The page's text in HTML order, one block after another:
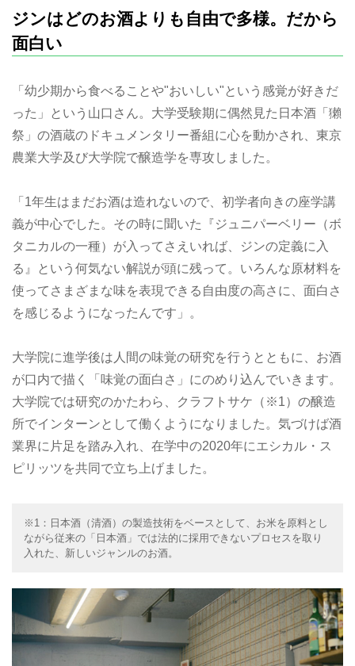
ジンはどのお酒よりも自由で多様。だから
面白い
「幼少期から食べることや"おいしい"という感覚が好きだ
った」という山口さん。大学受験期に偶然見た日本酒「獺
祭」の酒蔵のドキュメンタリー番組に心を動かされ、東京
農業大学及び大学院で醸造学を専攻しました。
「1年生はまだお酒は造れないので、初学者向きの座学講
義が中心でした。その時に聞いた『ジュニパーベリー（ボ
タニカルの一種）が入ってさえいれば、ジンの定義に入
る』という何気ない解説が頭に残って。いろんな原材料を
使ってさまざまな味を表現できる自由度の高さに、面白さ
を感じるようになったんです」。
大学院に進学後は人間の味覚の研究を行うとともに、お酒
が口内で描く「味覚の面白さ」にのめり込んでいきます。
大学院では研究のかたわら、クラフトサケ（※1）の醸造
所でインターンとして働くようになりました。気づけば酒
業界に片足を踏み入れ、在学中の2020年にエシカル・ス
ピリッツを共同で立ち上げました。
※1：日本酒（清酒）の製造技術をベースとして、お米を原料とし
ながら従来の「日本酒」では法的に採用できないプロセスを取り
入れた、新しいジャンルのお酒。